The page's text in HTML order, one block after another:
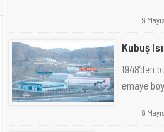
9
Kubuş
1948’den
emaye
9